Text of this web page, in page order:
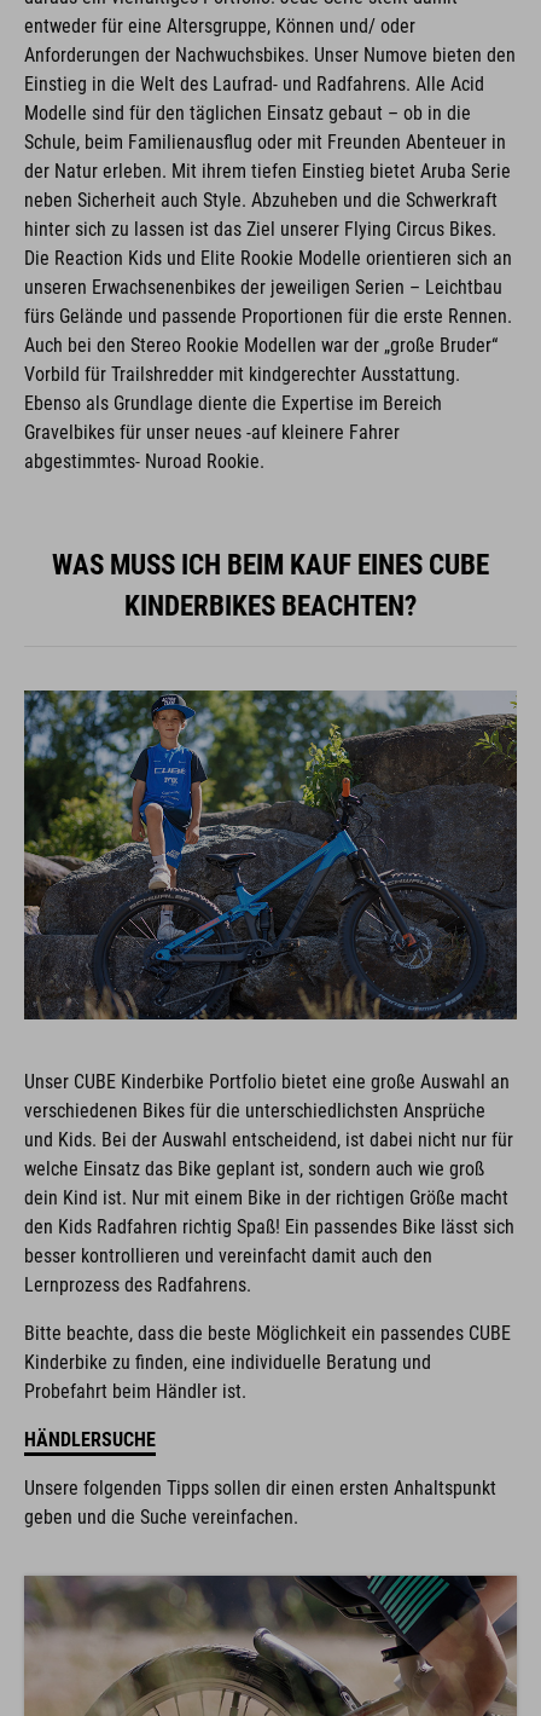
entweder für eine Altersgruppe, Können und/ oder
Anforderungen der Nachwuchsbikes. Unser Numove bieten den
Einstieg in die Welt des Laufrad- und Radfahrens. Alle Acid
Modelle sind für den täglichen Einsatz gebaut – ob in die
Schule, beim Familienausflug oder mit Freunden Abenteuer in
der Natur erleben. Mit ihrem tiefen Einstieg bietet Aruba Serie
neben Sicherheit auch Style. Abzuheben und die Schwerkraft
hinter sich zu lassen ist das Ziel unserer Flying Circus Bikes.
Die Reaction Kids und Elite Rookie Modelle orientieren sich an
unseren Erwachsenenbikes der jeweiligen Serien – Leichtbau
fürs Gelände und passende Proportionen für die erste Rennen.
Auch bei den Stereo Rookie Modellen war der „große Bruder“
Vorbild für Trailshredder mit kindgerechter Ausstattung.
Ebenso als Grundlage diente die Expertise im Bereich
Gravelbikes für unser neues -auf kleinere Fahrer
abgestimmtes- Nuroad Rookie.
WAS MUSS ICH BEIM KAUF EINES CUBE
KINDERBIKES BEACHTEN?
Unser CUBE Kinderbike Portfolio bietet eine große Auswahl an
verschiedenen Bikes für die unterschiedlichsten Ansprüche
und Kids. Bei der Auswahl entscheidend, ist dabei nicht nur für
welche Einsatz das Bike geplant ist, sondern auch wie groß
dein Kind ist. Nur mit einem Bike in der richtigen Größe macht
den Kids Radfahren richtig Spaß! Ein passendes Bike lässt sich
besser kontrollieren und vereinfacht damit auch den
Lernprozess des Radfahrens.
Bitte beachte, dass die beste Möglichkeit ein passendes CUBE
Kinderbike zu finden, eine individuelle Beratung und
Probefahrt beim Händler ist.
HÄNDLERSUCHE
Unsere folgenden Tipps sollen dir einen ersten Anhaltspunkt
geben und die Suche vereinfachen.